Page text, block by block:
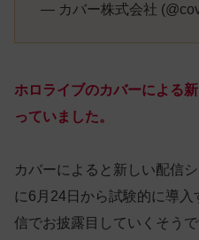
— カバー株式会社
ホロライブのカバーによる
っていました。
カバーによると新しい配信
に6月24日から試験的に導
信でお披露目していくそうで